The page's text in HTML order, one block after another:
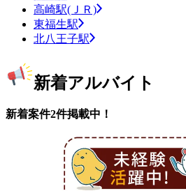
高崎駅(ＪＲ)
東福生駅
北八王子駅
新着アルバイト
新着案件2件掲載中！